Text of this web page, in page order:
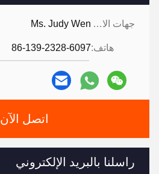
جهات الاتصال: Ms. Judy Wen
هاتف:86-139-2328-6097
اتصل الآن
راسلنا بالبريد الإلكتروني